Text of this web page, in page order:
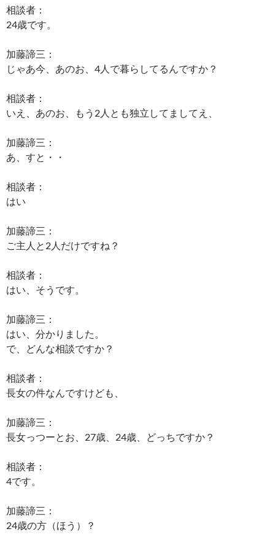
相談者：
24歳です。
加藤諦三：
じゃあ今、あのお、4人で暮らしてるんですか？
相談者：
いえ、あのお、もう2人とも独立してましてえ、
加藤諦三：
あ、すと・・
相談者：
はい
加藤諦三：
ご主人と2人だけですね？
相談者：
はい、そうです。
加藤諦三：
はい、分かりました。
で、どんな相談ですか？
相談者：
長女の件なんですけども、
加藤諦三：
長女っつーとお、27歳、24歳、どっちですか？
相談者：
4です。
加藤諦三：
24歳の方（ほう）？